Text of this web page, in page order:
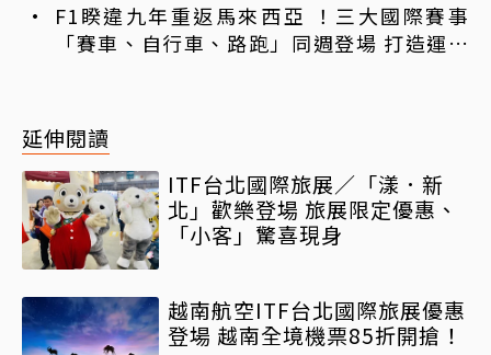
F1睽違九年重返馬來西亞 ！三大國際賽事
「賽車、自行車、路跑」同週登場 打造運動
延伸閱讀
ITF台北國際旅展／「漾．新
北」歡樂登場 旅展限定優惠、
「小客」驚喜現身
越南航空ITF台北國際旅展優惠
登場 越南全境機票85折開搶！